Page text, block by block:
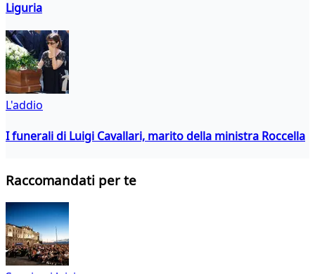
Liguria
L'addio
I funerali di Luigi Cavallari, marito della ministra Roccella
Raccomandati per te